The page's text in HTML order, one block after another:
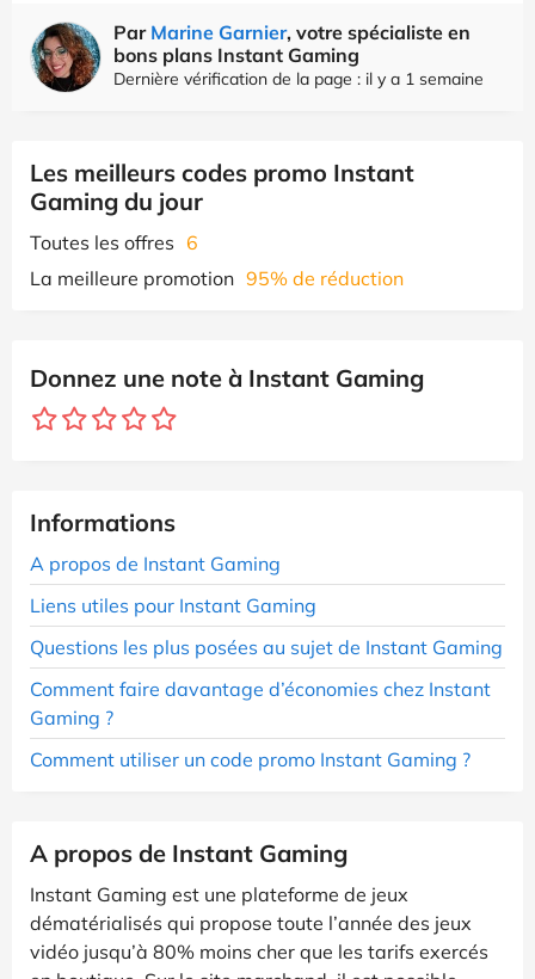
Par Marine Garnier, votre spécialiste en
bons plans Instant Gaming
Dernière vérification de la page : il y a 1 semaine
Les meilleurs codes promo Instant
Gaming du jour
Toutes les offres 6
La meilleure promotion 95% de réduction
Donnez une note à Instant Gaming
Informations
A propos de Instant Gaming
Liens utiles pour Instant Gaming
Questions les plus posées au sujet de Instant Gaming
Comment faire davantage d’économies chez Instant
Gaming ?
Comment utiliser un code promo Instant Gaming ?
A propos de Instant Gaming
Instant Gaming est une plateforme de jeux
dématérialisés qui propose toute l’année des jeux
vidéo jusqu’à 80% moins cher que les tarifs exercés